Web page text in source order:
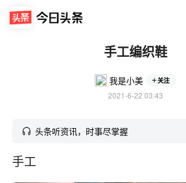
手工编织鞋
我是小美 关注
2021-6-22 03:43
头条听资讯，时事尽掌握
手工